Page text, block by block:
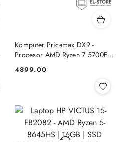
Komputer Pricemax DX9 -
Procesor AMD Ryzen 7 5700F |
GeForce RTX 5050 8GB | Win
Cena:
4899.00